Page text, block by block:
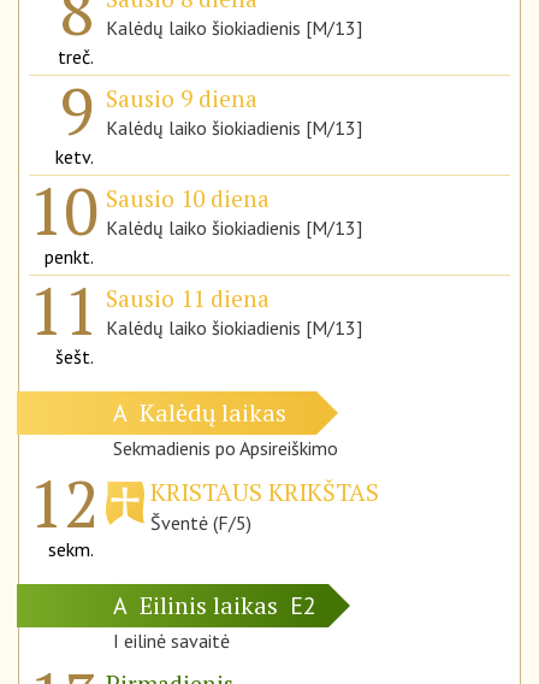
treč.
Kalėdų laiko šiokiadienis [M/13]
9
ketv.
Sausio 9 diena
Kalėdų laiko šiokiadienis [M/13]
10
penkt.
Sausio 10 diena
Kalėdų laiko šiokiadienis [M/13]
11
šešt.
Sausio 11 diena
Kalėdų laiko šiokiadienis [M/13]
A Kalėdų laikas
Sekmadienis po Apsireiškimo
12
sekm.
KRISTAUS KRIKŠTAS
Šventė (F/5)
A Eilinis laikas E2
I eilinė savaitė